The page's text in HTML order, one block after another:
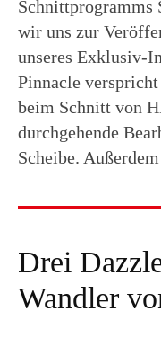
Schnittprogramms
wir uns zur
unseres Exklusiv-
Pinnacle
beim Schnitt von
durchgehende
Scheibe.
Drei
Wandler